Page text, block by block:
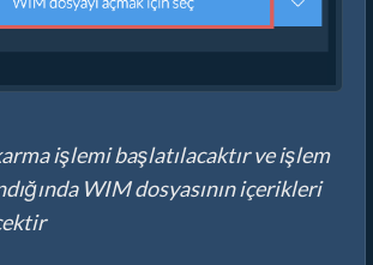
işlemi başlatılacaktır ve işlem
WIM dosyasının içerikleri